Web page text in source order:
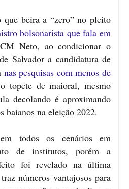
que beira a “zero” no pleito
bolsonarista que fala em
Neto, ao condicionar o
Salvador a candidatura de
nas pesquisas com menos de
topete de maioral, mesmo
decolando é aproximando
baianos na eleição 2022.
todos os cenários em
de institutos, porém a
foi revelado na última
números vantajosos para